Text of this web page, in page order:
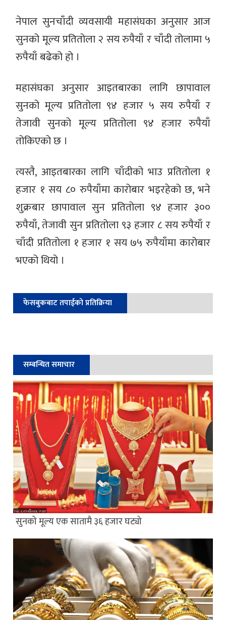
नेपाल सुनचाँदी व्यवसायी महासंघका अनुसार आज
सुनको मूल्य प्रतितोला २ सय रुपैयाँ र चाँदी तोलामा ५
रुपैयाँ बढेको हो ।
महासंघका अनुसार आइतबारका लागि छापावाल
सुनको मूल्य प्रतितोला ९४ हजार ५ सय रुपैयाँ र
तेजावी सुनको मूल्य प्रतितोला ९४ हजार रुपैयाँ
तोकिएको छ ।
त्यस्तै, आइतबारका लागि चाँदीको भाउ प्रतितोला १
हजार १ सय ८० रुपैयाँमा कारोबार भइरहेको छ, भने
शुक्रबार छापावाल सुन प्रतितोला ९४ हजार ३००
रुपैयाँ, तेजावी सुन प्रतितोला ९३ हजार ८ सय रुपैयाँ र
चाँदी प्रतितोला १ हजार १ सय ७५ रुपैयाँमा कारोबार
भएको थियो ।
फेसबुकबाट तपाईको प्रतिक्रिया
सम्बन्धित समाचार
सुनको मूल्य एक सातामै ३६ हजार घट्यो